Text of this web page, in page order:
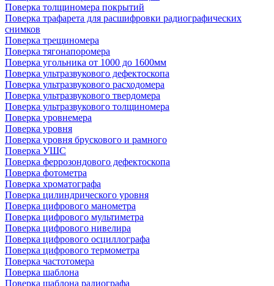
Поверка толщиномера покрытий
Поверка трафарета для расшифровки радиографических
снимков
Поверка трещиномера
Поверка тягонапоромера
Поверка угольника от 1000 до 1600мм
Поверка ультразвукового дефектоскопа
Поверка ультразвукового расходомера
Поверка ультразвукового твердомера
Поверка ультразвукового толщиномера
Поверка уровнемера
Поверка уровня
Поверка уровня брускового и рамного
Поверка УШС
Поверка феррозондового дефектоскопа
Поверка фотометра
Поверка хроматографа
Поверка цилиндрического уровня
Поверка цифрового манометра
Поверка цифрового мультиметра
Поверка цифрового нивелира
Поверка цифрового осциллографа
Поверка цифрового термометра
Поверка частотомера
Поверка шаблона
Поверка шаблона радиографа